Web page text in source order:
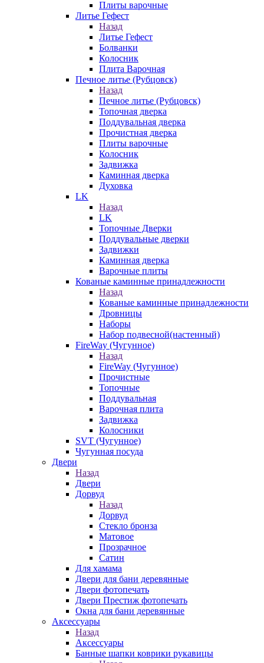
Плиты варочные
Литье Гефест
Назад
Литье Гефест
Болванки
Колосник
Плита Варочная
Печное литье (Рубцовск)
Назад
Печное литье (Рубцовск)
Топочная дверка
Поддувальная дверка
Прочистная дверка
Плиты варочные
Колосник
Задвижка
Каминная дверка
Духовка
LK
Назад
LK
Топочные Дверки
Поддувальные дверки
Задвижки
Каминная дверка
Варочные плиты
Кованые каминные принадлежности
Назад
Кованые каминные принадлежности
Дровницы
Наборы
Набор подвесной(настенный)
FireWay (Чугунное)
Назад
FireWay (Чугунное)
Прочистные
Топочные
Поддувальная
Варочная плита
Задвижка
Колосники
SVT (Чугунное)
Чугунная посуда
Двери
Назад
Двери
Дорвуд
Назад
Дорвуд
Стекло бронза
Матовое
Прозрачное
Сатин
Для хамама
Двери для бани деревянные
Двери фотопечать
Двери Престиж фотопечать
Окна для бани деревянные
Аксессуары
Назад
Аксессуары
Банные шапки коврики рукавицы